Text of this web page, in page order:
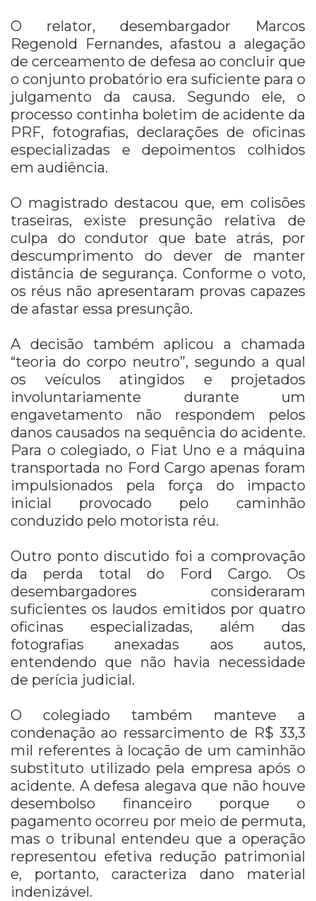
O relator, desembargador Marcos
Regenold Fernandes, afastou a alegação
de cerceamento de defesa ao concluir que
o conjunto probatório era suficiente para o
julgamento da causa. Segundo ele, o
processo continha boletim de acidente da
PRF, fotografias, declarações de oficinas
especializadas e depoimentos colhidos
em audiência.
O magistrado destacou que, em colisões
traseiras, existe presunção relativa de
culpa do condutor que bate atrás, por
descumprimento do dever de manter
distância de segurança. Conforme o voto,
os réus não apresentaram provas capazes
de afastar essa presunção.
A decisão também aplicou a chamada
“teoria do corpo neutro”, segundo a qual
os veículos atingidos e projetados
involuntariamente durante um
engavetamento não respondem pelos
danos causados na sequência do acidente.
Para o colegiado, o Fiat Uno e a máquina
transportada no Ford Cargo apenas foram
impulsionados pela força do impacto
inicial provocado pelo caminhão
conduzido pelo motorista réu.
Outro ponto discutido foi a comprovação
da perda total do Ford Cargo. Os
desembargadores consideraram
suficientes os laudos emitidos por quatro
oficinas especializadas, além das
fotografias anexadas aos autos,
entendendo que não havia necessidade
de perícia judicial.
O colegiado também manteve a
condenação ao ressarcimento de R$ 33,3
mil referentes à locação de um caminhão
substituto utilizado pela empresa após o
acidente. A defesa alegava que não houve
desembolso financeiro porque o
pagamento ocorreu por meio de permuta,
mas o tribunal entendeu que a operação
representou efetiva redução patrimonial
e, portanto, caracteriza dano material
indenizável.